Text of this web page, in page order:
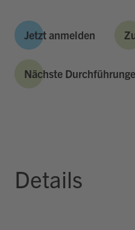
Jetzt anmelden
Nächste
Details